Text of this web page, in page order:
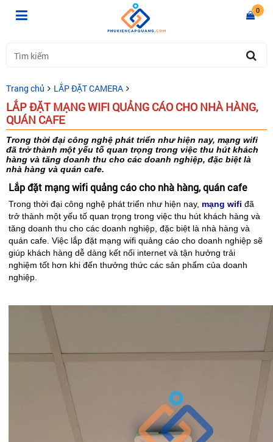
0
Trang chủ LẮP ĐẶT CAMERA
LẮP ĐẶT MẠNG WIFI QUẢNG CÁO CHO NHÀ HÀNG,
QUÁN CAFE
Trong thời đại công nghệ phát triển như hiện nay, mạng wifi
đã trở thành một yếu tố quan trọng trong việc thu hút khách
hàng và tăng doanh thu cho các doanh nghiệp, đặc biệt là
nhà hàng và quán cafe.
Lắp đặt mạng wifi quảng cáo cho nhà hàng, quán cafe
Trong thời đại công nghệ phát triển như hiện nay, mạng wifi đã
trở thành một yếu tố quan trọng trong việc thu hút khách hàng và
tăng doanh thu cho các doanh nghiệp, đặc biệt là nhà hàng và
quán cafe. Việc lắp đặt mạng wifi quảng cáo cho doanh nghiệp sẽ
giúp khách hàng dễ dàng kết nối internet và tận hưởng trải
nghiệm tốt hơn khi đến thưởng thức các sản phẩm của doanh
nghiệp.